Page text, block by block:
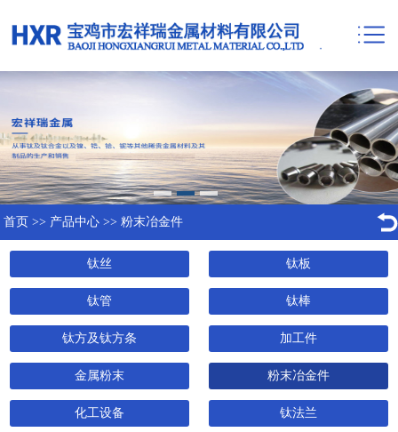
首页 >> 产品中心 >> 粉末冶金件
钛丝 钛板
钛管 钛棒
钛方及钛方条 加工件
金属粉末 粉末冶金件
化工设备 钛法兰